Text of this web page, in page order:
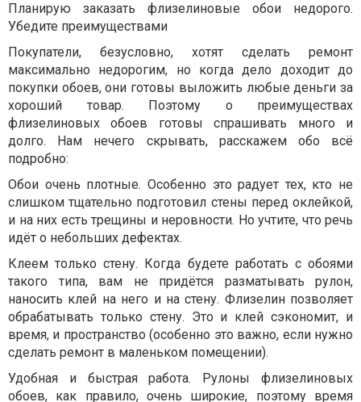
Планирую заказать флизелиновые обои недорого.
Убедите преимуществами
Покупатели, безусловно, хотят сделать ремонт
максимально недорогим, но когда дело доходит до
покупки обоев, они готовы выложить любые деньги за
хороший товар. Поэтому о преимуществах
флизелиновых обоев готовы спрашивать много и
долго. Нам нечего скрывать, расскажем обо всё
подробно:
Обои очень плотные. Особенно это радует тех, кто не
слишком тщательно подготовил стены перед оклейкой,
и на них есть трещины и неровности. Но учтите, что речь
идёт о небольших дефектах.
Клеем только стену. Когда будете работать с обоями
такого типа, вам не придётся разматывать рулон,
наносить клей на него и на стену. Флизелин позволяет
обрабатывать только стену. Это и клей сэкономит, и
время, и пространство (особенно это важно, если нужно
сделать ремонт в маленьком помещении).
Удобная и быстрая работа. Рулоны флизелиновых
обоев, как правило, очень широкие, поэтому время